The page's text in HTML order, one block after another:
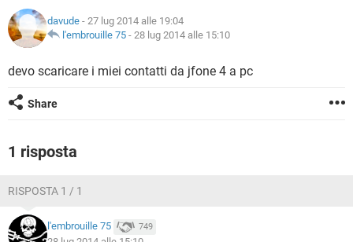
HARDWARE
INSTAGRAM
TIKTOK FACEBOOK
iOS
INSTAGRAM
TIKTOK FACEBOOK
HARDWARE
COVID-19
INTRATTENIMENTO ANDROID
GLOSSARIO
COVID-19
INTRATTENIMENTO ANDROID
iOS
TIKTOK
davude - 27 lug 2014 alle 19:04
l'embrouille 75 - 28 lug 2014 alle 15:10
devo scaricare i miei contatti da jfone 4 a pc
Share
1 risposta
RISPOSTA 1 / 1
l'embrouille 75 749